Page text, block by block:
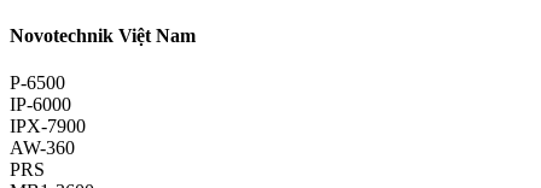
Novotechnik Việt Nam
P-6500
IP-6000
IPX-7900
AW-360
PRS